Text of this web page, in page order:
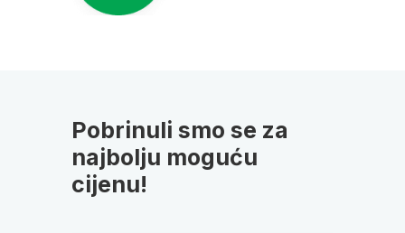
Pobrinuli smo se za
najbolju moguću
cijenu!